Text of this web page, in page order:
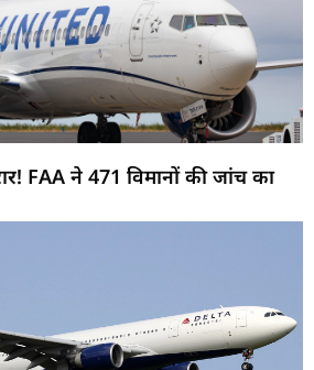
FAA ने 471 विमानों की जांच का